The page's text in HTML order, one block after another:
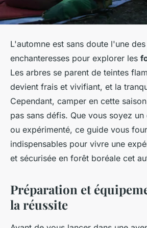
L'automne est sans doute l'une
enchanteresses pour explorer les
Les arbres se parent de teintes
devient frais et vivifiant, et la
Cependant, camper en cette
pas sans défis. Que vous soyez
ou expérimenté, ce guide vous
indispensables pour vivre une
et sécurisée en forêt boréale cet
Préparation et
la réussite